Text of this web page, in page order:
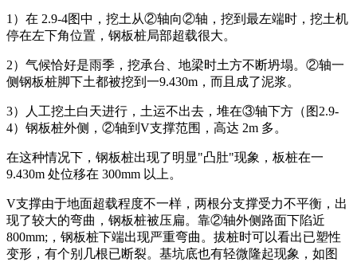
1）在 2.9-4图中，挖土从②轴向②轴，挖到最左端时，挖土机
停在左下角位置，钢板桩局部超载很大。
2）气候恰好是雨季，挖承台、地梁时土方不断坍塌。②轴一
侧钢板桩脚下土都被挖到一9.430m，而且成了泥浆。
3）人工挖土白天进行，土运不出去，堆在③轴下方（图2.9-
4）钢板桩外侧，②轴到V支撑范围，高达 2m 多。
在这种情况下，钢板桩出现了明显"凸肚"现象，板桩在一
9.430m 处位移在 300mm 以上。
V支撑由于地面超载程度不一样，两根分支撑受力不平衡，出
现了较大的弯曲，钢板桩被压扁。靠②轴外侧路面下陷近
800mm;，钢板桩下端出现严重弯曲。拔桩时可以看出已塑性
变形，有个别几根已断裂。基坑底也有轻微隆起现象，如图